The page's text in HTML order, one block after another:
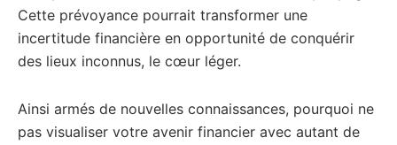
Cette prévoyance pourrait transformer une
incertitude financière en opportunité de conquérir
des lieux inconnus, le cœur léger.
Ainsi armés de nouvelles connaissances, pourquoi ne
pas visualiser votre avenir financier avec autant de